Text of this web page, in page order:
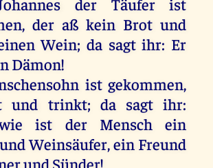
, der aß kein Brot und
Wein;da sagt ihr: Er
Dämon!
ist gekommen,
und trinkt; da sagt ihr:
ist der Mensch
ein
undWeinsäufer,ein Freund
undSünder!